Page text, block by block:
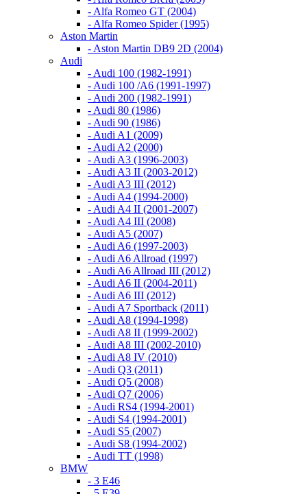
- Alfa Romeo GT (2004)
- Alfa Romeo Spider (1995)
Aston Martin
- Aston Martin DB9 2D (2004)
Audi
- Audi 100 (1982-1991)
- Audi 100 /A6 (1991-1997)
- Audi 200 (1982-1991)
- Audi 80 (1986)
- Audi 90 (1986)
- Audi A1 (2009)
- Audi A2 (2000)
- Audi A3 (1996-2003)
- Audi A3 II (2003-2012)
- Audi A3 III (2012)
- Audi A4 (1994-2000)
- Audi A4 II (2001-2007)
- Audi A4 III (2008)
- Audi A5 (2007)
- Audi A6 (1997-2003)
- Audi A6 Allroad (1997)
- Audi A6 Allroad III (2012)
- Audi A6 II (2004-2011)
- Audi A6 III (2012)
- Audi A7 Sportback (2011)
- Audi A8 (1994-1998)
- Audi A8 II (1999-2002)
- Audi A8 III (2002-2010)
- Audi A8 IV (2010)
- Audi Q3 (2011)
- Audi Q5 (2008)
- Audi Q7 (2006)
- Audi RS4 (1994-2001)
- Audi S4 (1994-2001)
- Audi S5 (2007)
- Audi S8 (1994-2002)
- Audi TT (1998)
BMW
- 3 E46